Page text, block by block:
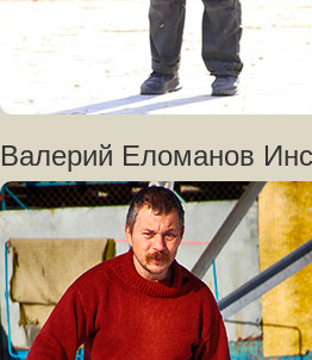
Валерий Еломанов